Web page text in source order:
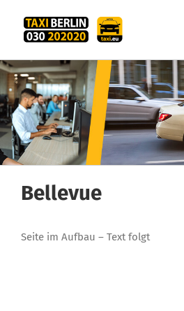
Inhalt
springen
Bellevue
Seite im Aufbau – Text folgt